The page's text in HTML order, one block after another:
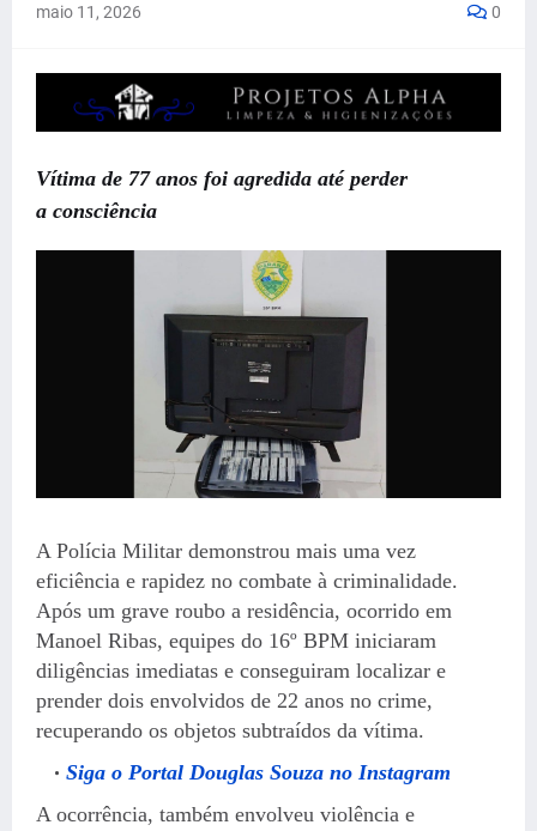
maio 11, 2026 0
Vítima de 77 anos foi agredida até perder
a consciência
A Polícia Militar demonstrou mais uma vez
eficiência e rapidez no combate à criminalidade.
Após um grave roubo a residência, ocorrido em
Manoel Ribas, equipes do 16º BPM iniciaram
diligências imediatas e conseguiram localizar e
prender dois envolvidos de 22 anos no crime,
recuperando os objetos subtraídos da vítima.
Siga o Portal Douglas Souza no Instagram
A ocorrência, também envolveu violência e